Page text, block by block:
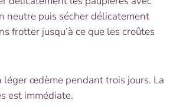
neutre puis sécher délicatement
frotter jusqu’à ce que les croûtes
léger œdème pendant trois jours. La
est immédiate.